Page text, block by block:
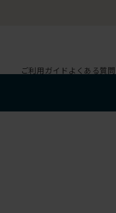
ご利用ガイド よくある質問